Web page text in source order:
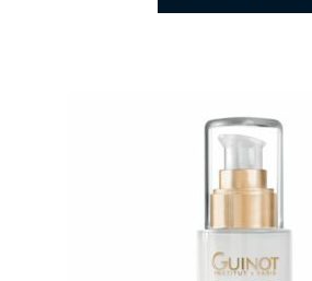
16.990 Ft.